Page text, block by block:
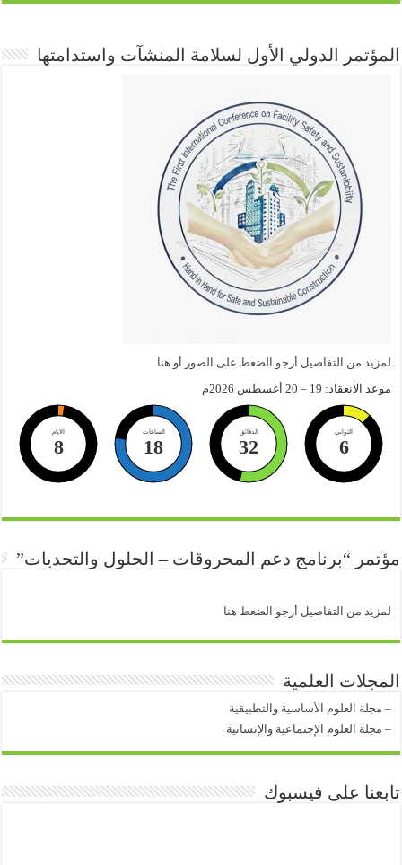
المؤتمر الدولي الأول لسلامة المنشآت واستدامتها
لمزيد من التفاصيل أرجو الضعط على الصور أو هنا
موعد الانعقاد: 19 – 20 أغسطس 2026م
الايام
8
الساعات
18
الدقائق
32
الثواني
6
مؤتمر “برنامج دعم المحروقات – الحلول والتحديات”
لمزيد من التفاصيل أرجو الضعط هنا
المجلات العلمية
– مجلة العلوم الأساسية والتطبيقية
– مجلة العلوم الإجتماعية والإنسانية
تابعنا على فيسبوك